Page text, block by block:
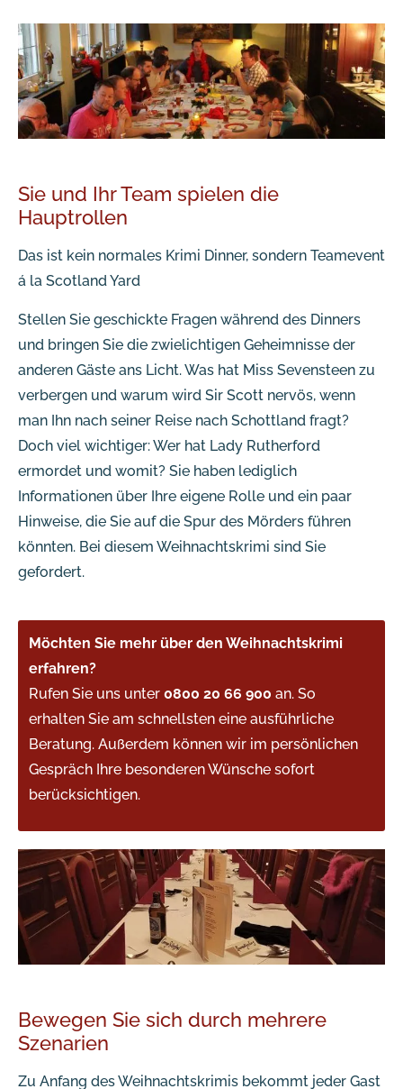
Sie und Ihr Team spielen die
Hauptrollen
Das ist kein normales Krimi Dinner, sondern Teamevent
á la Scotland Yard
Stellen Sie geschickte Fragen während des Dinners
und bringen Sie die zwielichtigen Geheimnisse der
anderen Gäste ans Licht. Was hat Miss Sevensteen zu
verbergen und warum wird Sir Scott nervös, wenn
man Ihn nach seiner Reise nach Schottland fragt?
Doch viel wichtiger: Wer hat Lady Rutherford
ermordet und womit? Sie haben lediglich
Informationen über Ihre eigene Rolle und ein paar
Hinweise, die Sie auf die Spur des Mörders führen
könnten. Bei diesem Weihnachtskrimi sind Sie
gefordert.
Möchten Sie mehr über den Weihnachtskrimi
erfahren?
Rufen Sie uns unter 0800 20 66 900 an. So
erhalten Sie am schnellsten eine ausführliche
Beratung. Außerdem können wir im persönlichen
Gespräch Ihre besonderen Wünsche sofort
berücksichtigen.
Bewegen Sie sich durch mehrere
Szenarien
Zu Anfang des Weihnachtskrimis bekommt jeder Gast